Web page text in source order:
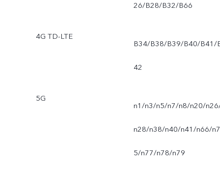
26/B28/B32/B66
4G TD-LTE
B34/B38/B39/B40/B41/
42
5G
n1/n3/n5/n7/n8/n20/
n28/n38/n40/n41/n66/n7
5/n77/n78/n79